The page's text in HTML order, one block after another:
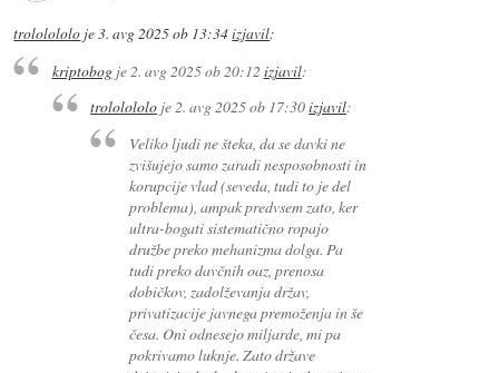
trololololo je3. avg 2025 ob 13:34izjavil:
kriptobogje 2. avg 2025 ob 20:12 izjavil:
trololololo je2. avg 2025 ob 17:30izjavil:
Veliko ljudi ne šteka, da se davki ne
zvišujejo samo zaradi nesposobnosti in
korupcije vlad (seveda, tudi to je del
problema), ampak predvsem zato, ker
ultra-bogati sistematično ropajo
družbe preko mehanizma dolga. Pa
tudi preko davčnih oaz, prenosa
dobičkov, zadolževanja držav,
privatizacije javnega premoženja in še
česa. Oni odnesejo miljarde, mi pa
pokrivamo luknje. Zato države